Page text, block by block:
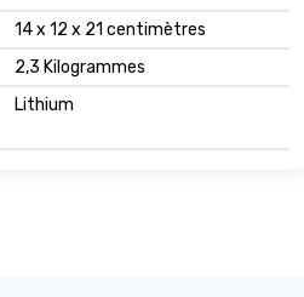
14 x 12 x 21 centimètres
2,3 Kilogrammes
Lithium